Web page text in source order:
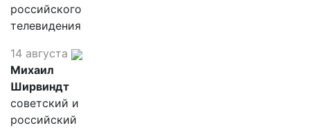
российского
телевидения
14 августа
Михаил
Ширвиндт
советский и
российский